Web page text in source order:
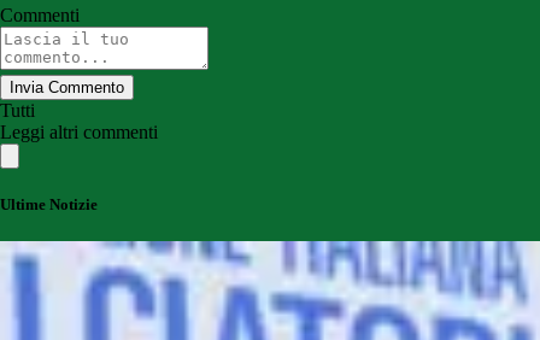
Commenti
Invia Commento
Tutti
Leggi altri commenti
Ultime Notizie